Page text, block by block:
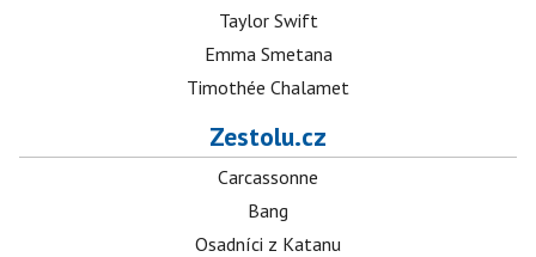
Taylor Swift
Emma Smetana
Timothée Chalamet
Zestolu.cz
Carcassonne
Bang
Osadníci z Katanu